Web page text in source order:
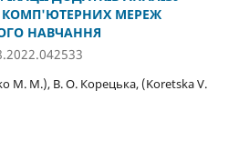
КОМП'ЮТЕРНИХ МЕРЕЖ
НАВЧАННЯ
M. M.), В. О. Корецька, (Koretska V.